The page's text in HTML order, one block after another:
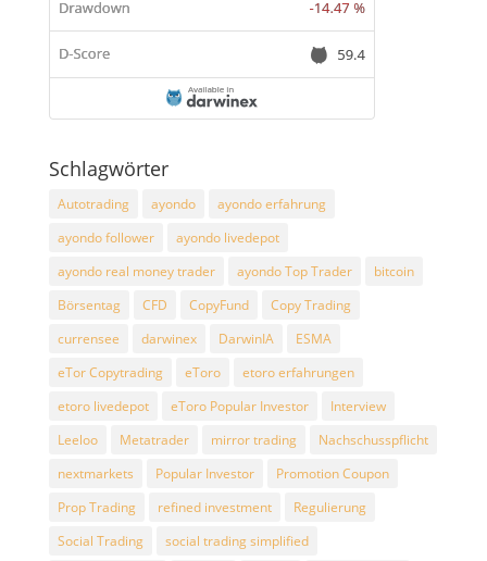
Schlagwörter
Autotrading ayondo
ayondo erfahrung
ayondo follower
ayondo livedepot
ayondo real money trader
ayondo Top Trader
bitcoin
Börsentag
CFD CopyFund
Copy Trading
currensee
darwinex DarwinIA
ESMA
eTor Copytrading
eToro
etoro erfahrungen
etoro livedepot
eToro Popular Investor
Interview
Leeloo
Metatrader mirror trading
Nachschusspflicht
nextmarkets
Popular Investor
Promotion Coupon
Prop Trading
refined investment
Regulierung
Social Trading
social trading simplified